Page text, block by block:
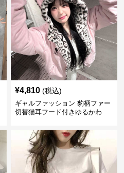
¥4,810 (税込)
ギャルファッション 豹柄ファー
切替猫耳フード付きゆるかわ